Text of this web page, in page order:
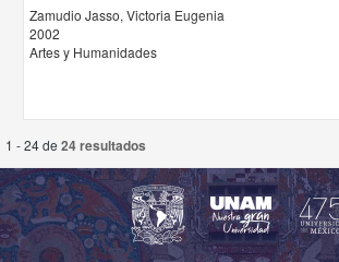
Zamudio Jasso, Victoria Eugenia
2002
Artes y Humanidades
1 - 24 de 24 resultados